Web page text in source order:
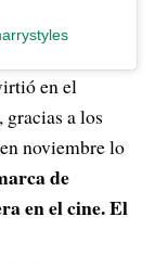
en el
a los
noviembre lo
de
en el cine. El